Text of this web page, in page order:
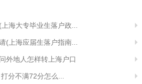
海大专毕业生落户政...
(上海应届生落户指南...
外地人怎样转上海户口
分不满72分怎么...